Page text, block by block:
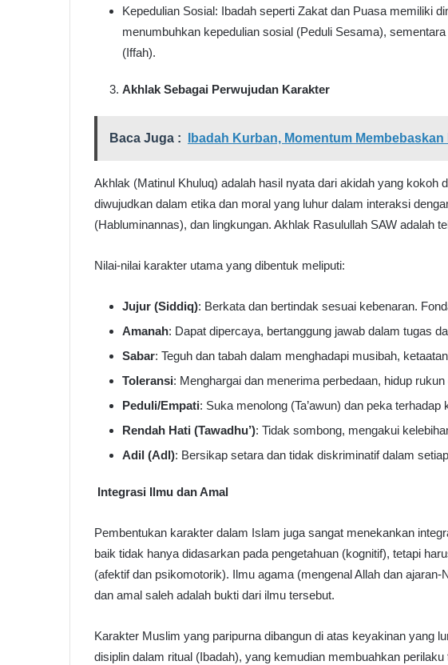
Kepedulian Sosial: Ibadah seperti Zakat dan Puasa memiliki
menumbuhkan kepedulian sosial (Peduli Sesama),
(Iffah).
Akhlak Sebagai Perwujudan Karakter
Baca Juga : Ibadah Kurban, Momentum
Akhlak (Matinul Khuluq) adalah hasil nyata dari akidah yang kokoh
diwujudkan dalam etika dan moral yang luhur dalam interaksi
(Habluminannas), dan lingkungan. Akhlak Rasulullah SAW adalah
Nilai-nilai karakter utama yang dibentuk meliputi:
Jujur (Siddiq): Berkata dan bertindak sesuai kebenaran.
Amanah: Dapat dipercaya, bertanggung jawab dalam tugas
Sabar: Teguh dan tabah dalam menghadapi musibah,
Toleransi: Menghargai dan menerima perbedaan, hidup
Peduli/Empati: Suka menolong (Ta’awun) dan peka terhadap
Rendah Hati (Tawadhu’): Tidak sombong, mengakui
Adil (Adl): Bersikap setara dan tidak diskriminatif dalam
Integrasi Ilmu dan Amal
Pembentukan karakter dalam Islam juga sangat menekankan
baik tidak hanya didasarkan pada pengetahuan (kognitif), tetapi
(afektif dan psikomotorik). Ilmu agama (mengenal Allah dan
dan amal saleh adalah bukti dari ilmu tersebut.
Karakter Muslim yang paripurna dibangun di atas keyakinan yang
disiplin dalam ritual (Ibadah), yang kemudian membuahkan